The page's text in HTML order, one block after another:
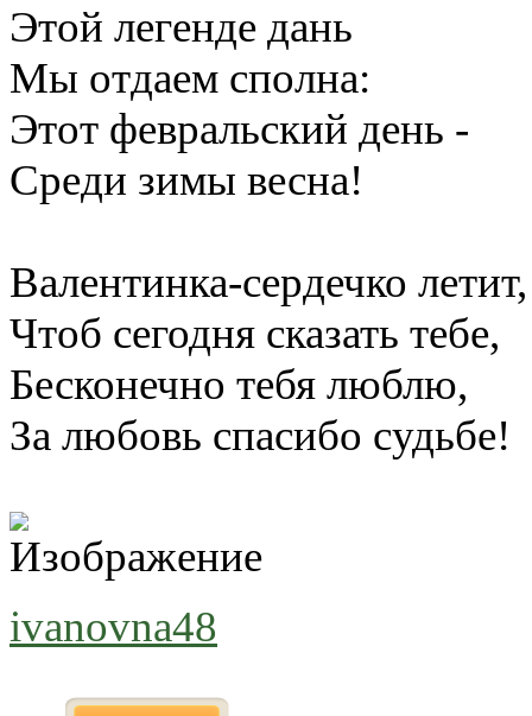
Этой легенде дань
Мы отдаем сполна:
Этот февральский день -
Среди зимы весна!
Валентинка-сердечко летит,
Чтоб сегодня сказать тебе,
Бесконечно тебя люблю,
За любовь спасибо судьбе!
ivanovna48